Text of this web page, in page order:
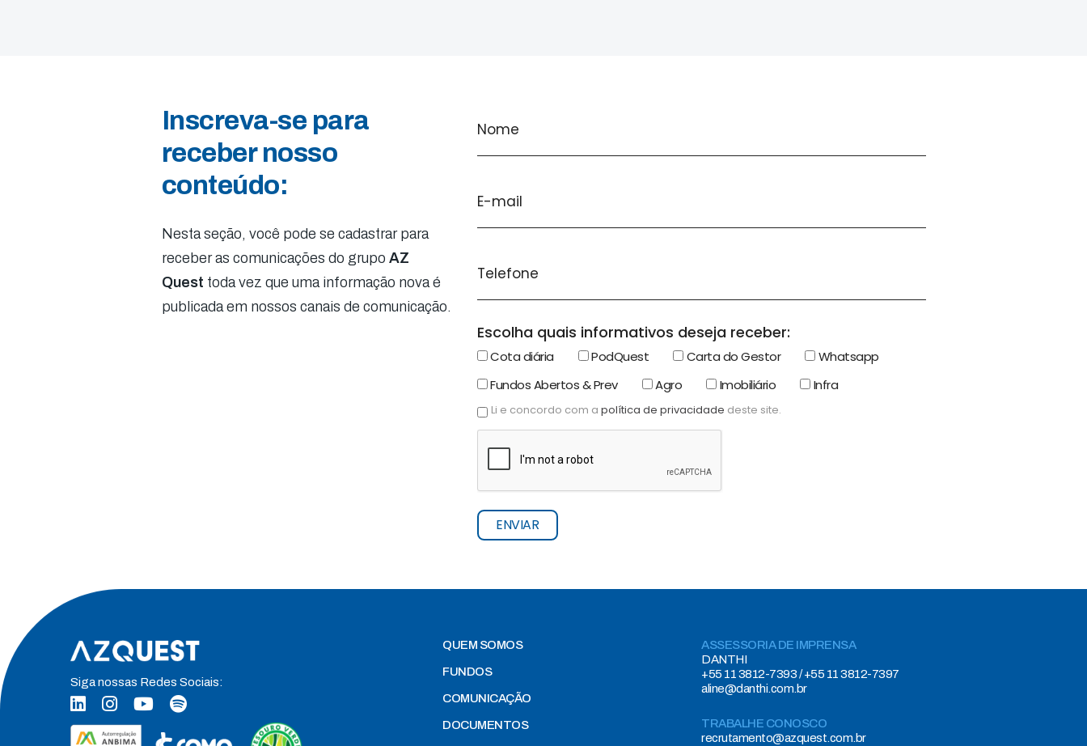
Inscreva-se para
receber nosso
conteúdo:
Nesta seção, você pode se cadastrar para
receber as comunicações do grupo AZ
Quest toda vez que uma informação nova é
publicada em nossos canais de comunicação.
Escolha quais informativos deseja receber:
Cota diária PodQuest Carta do Gestor
Whatsapp
Fundos Abertos & Prev
Agro Imobiliário Infra
Li e concordo com a política de privacidade deste site.
ENVIAR
Siga nossas Redes Sociais:
QUEM SOMOS
FUNDOS
COMUNICAÇÃO
DOCUMENTOS
ASSESSORIA DE IMPRENSA
DANTHI
+55 11 3812-7393 / +55 11 3812-7397
aline@danthi.com.br
TRABALHE CONOSCO
recrutamento@azquest.com.br